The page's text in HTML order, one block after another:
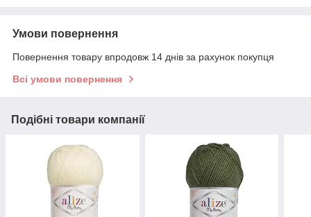
Умови повернення
Повернення товару впродовж 14 днів за рахунок покупця
Всі умови повернення
Подібні товари компанії